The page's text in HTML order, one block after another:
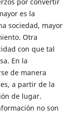
es la
sociedad, mayor
Otra
con que tal
En la
de manera
a partir de la
de lugar.
no son